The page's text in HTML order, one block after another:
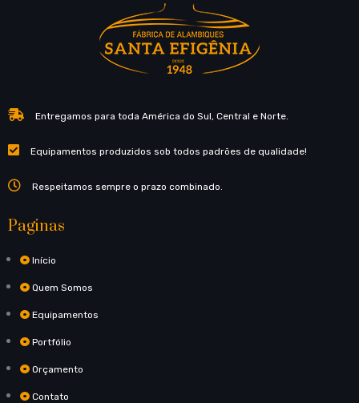
Entregamos para toda América do Sul, Central e Norte.
Equipamentos produzidos sob todos padrões de qualidade!
Respeitamos sempre o prazo combinado.
Paginas
Início
Quem Somos
Equipamentos
Portfólio
Orçamento
Contato